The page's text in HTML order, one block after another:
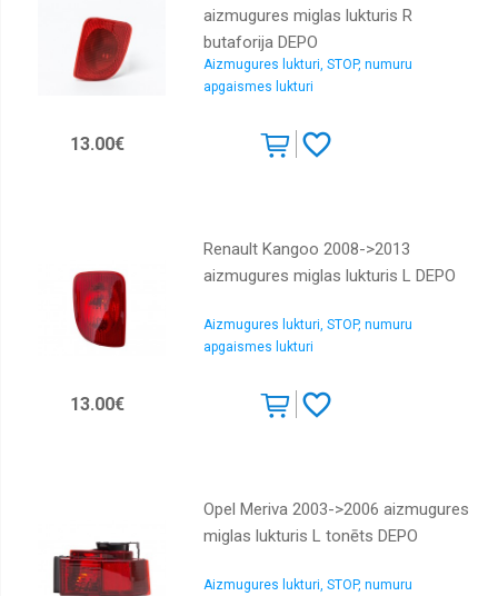
aizmugures miglas lukturis R
butaforija DEPO
Aizmugures lukturi, STOP, numuru
apgaismes lukturi
13.00€
Renault Kangoo 2008->2013
aizmugures miglas lukturis L DEPO
Aizmugures lukturi, STOP, numuru
apgaismes lukturi
13.00€
Opel Meriva 2003->2006 aizmugures
miglas lukturis L tonēts DEPO
Aizmugures lukturi, STOP, numuru